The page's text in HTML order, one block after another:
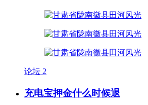
论坛 2
充电宝押金什么时候退